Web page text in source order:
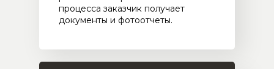
процесса заказчик получает
документы и фотоотчеты.